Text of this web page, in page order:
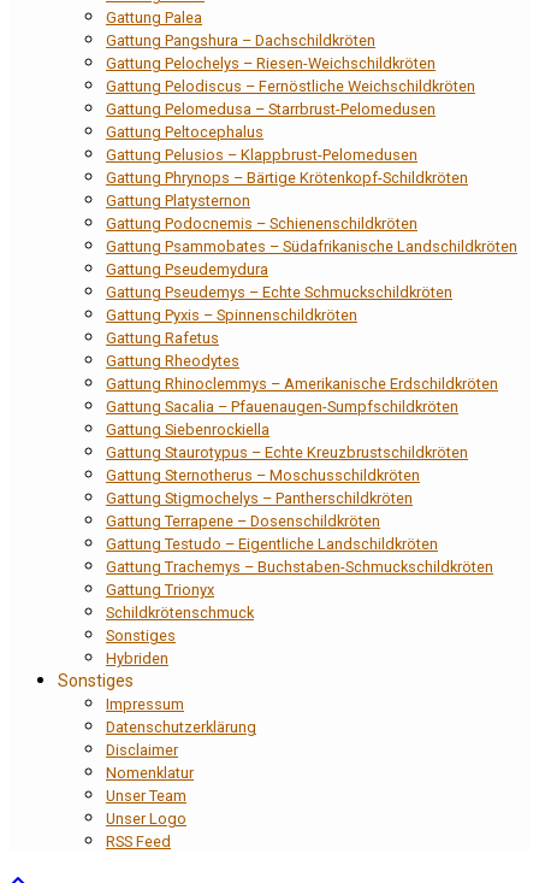
Gattung Palea
Gattung Pangshura – Dachschildkröten
Gattung Pelochelys – Riesen-Weichschildkröten
Gattung Pelodiscus – Fernöstliche Weichschildkröten
Gattung Pelomedusa – Starrbrust-Pelomedusen
Gattung Peltocephalus
Gattung Pelusios – Klappbrust-Pelomedusen
Gattung Phrynops – Bärtige Krötenkopf-Schildkröten
Gattung Platysternon
Gattung Podocnemis – Schienenschildkröten
Gattung Psammobates – Südafrikanische Landschildkröten
Gattung Pseudemydura
Gattung Pseudemys – Echte Schmuckschildkröten
Gattung Pyxis – Spinnenschildkröten
Gattung Rafetus
Gattung Rheodytes
Gattung Rhinoclemmys – Amerikanische Erdschildkröten
Gattung Sacalia – Pfauenaugen-Sumpfschildkröten
Gattung Siebenrockiella
Gattung Staurotypus – Echte Kreuzbrustschildkröten
Gattung Sternotherus – Moschusschildkröten
Gattung Stigmochelys – Pantherschildkröten
Gattung Terrapene – Dosenschildkröten
Gattung Testudo – Eigentliche Landschildkröten
Gattung Trachemys – Buchstaben-Schmuckschildkröten
Gattung Trionyx
Schildkrötenschmuck
Sonstiges
Hybriden
Sonstiges
Impressum
Datenschutzerklärung
Disclaimer
Nomenklatur
Unser Team
Unser Logo
RSS Feed